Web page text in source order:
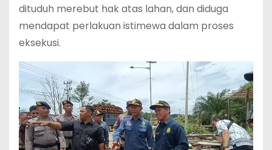
dituduh merebut hak atas lahan, dan diduga
mendapat perlakuan istimewa dalam proses
eksekusi.